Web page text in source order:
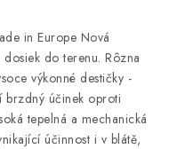
in Europe Nová
do terenu. Rôzna
výkonné destičky -
brzdný účinek oproti
tepelná a mechanická
účinnost i v blátě,